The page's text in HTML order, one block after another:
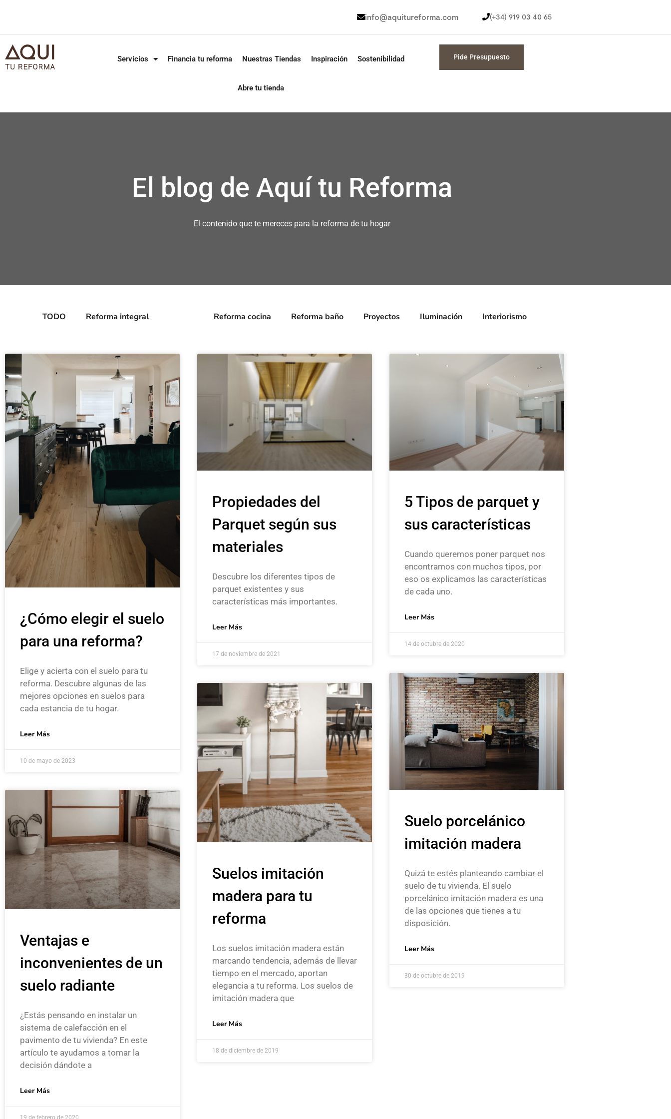
info@aquitureforma.com (+34) 919 03 40 65
Servicios Financia tu reforma Nuestras Tiendas Inspiración Sostenibilidad
Abre tu tienda
Pide Presupuesto
El blog de Aquí tu Reforma
El contenido que te mereces para la reforma de tu hogar
TODO Reforma integral Reforma cocina Reforma baño Proyectos Iluminación Interiorismo
¿Cómo elegir el suelo
para una reforma?
Elige y acierta con el suelo para tu
reforma. Descubre algunas de las
mejores opciones en suelos para
cada estancia de tu hogar.
Leer Más
10 de mayo de 2023
Propiedades del
Parquet según sus
materiales
Descubre los diferentes tipos de
parquet existentes y sus
características más importantes.
Leer Más
17 de noviembre de 2021
5 Tipos de parquet y
sus características
Cuando queremos poner parquet nos
encontramos con muchos tipos, por
eso os explicamos las características
de cada uno.
Leer Más
14 de octubre de 2020
Ventajas e
inconvenientes de un
suelo radiante
¿Estás pensando en instalar un
sistema de calefacción en el
pavimento de tu vivienda? En este
artículo te ayudamos a tomar la
decisión dándote a
Leer Más
19 de febrero de 2020
Suelos imitación
madera para tu
reforma
Los suelos imitación madera están
marcando tendencia, además de llevar
tiempo en el mercado, aportan
elegancia a tu reforma. Los suelos de
imitación madera que
Leer Más
18 de diciembre de 2019
Suelo porcelánico
imitación madera
Quizá te estés planteando cambiar el
suelo de tu vivienda. El suelo
porcelánico imitación madera es una
de las opciones que tienes a tu
disposición.
Leer Más
30 de octubre de 2019